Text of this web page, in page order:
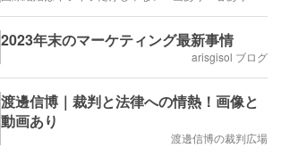
2023年末のマーケティング最新事情
arisgisol ブログ
渡邊信博｜裁判と法律への情熱！画像と
動画あり
渡邊信博の裁判広場